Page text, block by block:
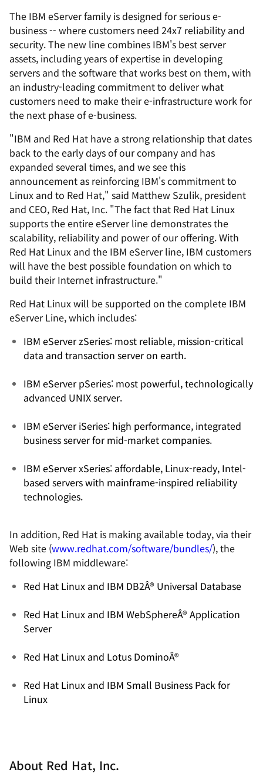
The IBM eServer family is designed for serious e-
business -- where customers need 24x7 reliability and
security. The new line combines IBM's best server
assets, including years of expertise in developing
servers and the software that works best on them, with
an industry-leading commitment to deliver what
customers need to make their e-infrastructure work for
the next phase of e-business.
"IBM and Red Hat have a strong relationship that dates
back to the early days of our company and has
expanded several times, and we see this
announcement as reinforcing IBM's commitment to
Linux and to Red Hat," said Matthew Szulik, president
and CEO, Red Hat, Inc. "The fact that Red Hat Linux
supports the entire eServer line demonstrates the
scalability, reliability and power of our offering. With
Red Hat Linux and the IBM eServer line, IBM customers
will have the best possible foundation on which to
build their Internet infrastructure."
Red Hat Linux will be supported on the complete IBM
eServer Line, which includes:
IBM eServer zSeries: most reliable, mission-critical
data and transaction server on earth.
IBM eServer pSeries: most powerful, technologically
advanced UNIX server.
IBM eServer iSeries: high performance, integrated
business server for mid-market companies.
IBM eServer xSeries: affordable, Linux-ready, Intel-
based servers with mainframe-inspired reliability
technologies.
In addition, Red Hat is making available today, via their
Web site (www.redhat.com/software/bundles/), the
following IBM middleware:
Red Hat Linux and IBM DB2Â® Universal Database
Red Hat Linux and IBM WebSphereÂ® Application
Server
Red Hat Linux and Lotus DominoÂ®
Red Hat Linux and IBM Small Business Pack for
Linux
About Red Hat, Inc.